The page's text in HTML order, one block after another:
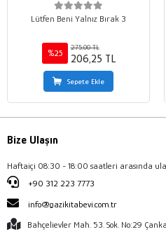
Lütfen Beni Yalnız Bırak 3
%25
275,00 TL
206,25 TL
Sepete Ekle
Bize Ulaşın
Haftaiçi 08:30 - 18:00 saatleri arasında
+90 312 223 7773
info@gazikitabevi.com.tr
Bahçelievler Mah. 53. Sok. No:29